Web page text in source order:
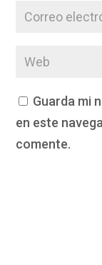
Guarda mi
en este
comente.